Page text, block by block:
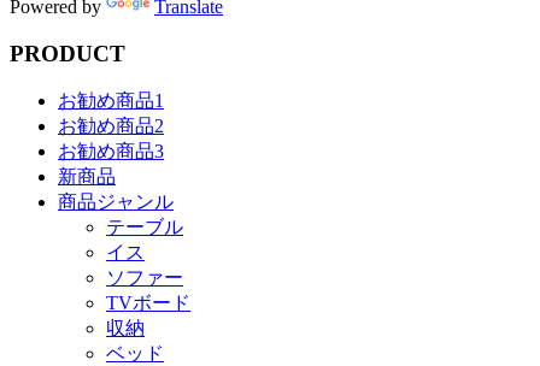
Powered by Translate
PRODUCT
お勧め商品1
お勧め商品2
お勧め商品3
新商品
商品ジャンル
テーブル
イス
ソファー
TVボード
収納
ベッド